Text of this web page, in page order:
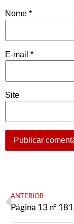
Nome *
E-mail *
Site
ANTERIOR